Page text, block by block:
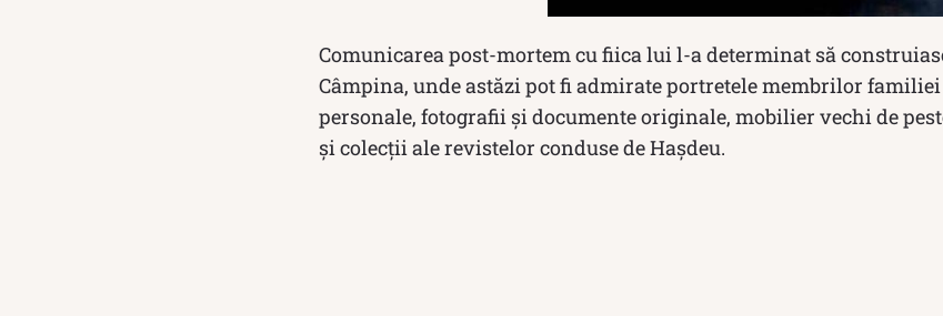
Comunicarea post-mortem cu fiica lui l-a determinat să
Câmpina, unde astăzi pot fi admirate portretele membrilor familiei
personale, fotografii și documente originale, mobilier vechi de
și colecții ale revistelor conduse de Hașdeu.